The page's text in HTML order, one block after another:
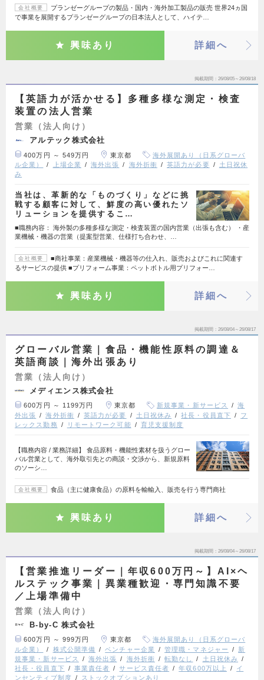
会社概要
プランゼーグループの製品・国内・海外加工製品の販売 世界24ヵ国
で事業を展開するプランゼーグループの日本法人として、ハイテ…
興味あり 詳細へ
掲載期間 26/08/05～26/08/18
【英語力が活かせる】多種多様な測定・検査
装置の法人営業
営業（法人向け）
アルテック株式会社
400万円 ～ 549万円 東京都
海外展開あり（日系グローバ
ル企業）
上場企業 海外出張 海外折衝 英語力が必要
土日祝休
み
当社は、革新的な「ものづくり」などに挑
戦する顧客に対して、鮮度の高い優れたソ
リューションを提供するこ…
■職務内容： 海外製の多種多様な測定・検査装置の国内営業（出張も含む） ・産
業機械・機器の営業（提案型営業、仕様打ち合わせ、…
会社概要
■商社事業：産業機械・機器等の仕入れ、販売およびこれに関連す
るサービスの提供 ■プリフォーム事業：ペットボトル用プリフォー…
興味あり 詳細へ
掲載期間 26/08/04～26/08/17
グローバル営業｜食品・機能性原料の調達＆
英語商談｜海外出張あり
営業（法人向け）
メディエンス株式会社
600万円 ～ 1199万円 東京都 新規事業・新サービス
海
外出張
海外折衝 英語力が必要 土日祝休み 社長・役員直下
フ
レックス勤務
リモートワーク可能 育児支援制度
【職務内容 / 業務詳細】 食品原料・機能性素材を扱うグロー
バル営業として、海外取引先との商談・交渉から、新規原料
のソーシ…
会社概要 食品（主に健康食品）の原料を輸輸入、販売を行う専門商社
興味あり 詳細へ
掲載期間 26/08/04～26/08/17
【営業推進リーダー｜年収600万円～】AI×ヘ
ルステック事業｜異業種歓迎・専門知識不要
／上場準備中
営業（法人向け）
B-by-C 株式会社
600万円 ～ 999万円 東京都
海外展開あり（日系グローバ
ル企業）
株式公開準備 ベンチャー企業 管理職・マネジャー
新
規事業・新サービス
海外出張 海外折衝 転勤なし
土日祝休み
社長・役員直下
事業責任者 サービス責任者 年収600万以上
イ
ンセンティブ制度
ストックオプションあり